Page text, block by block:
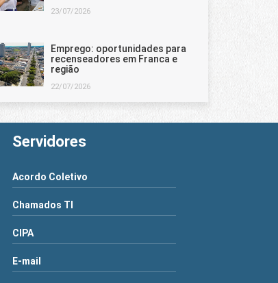
23/07/2026
Emprego: oportunidades para
recenseadores em Franca e
região
22/07/2026
Servidores
Acordo Coletivo
Chamados TI
CIPA
E-mail